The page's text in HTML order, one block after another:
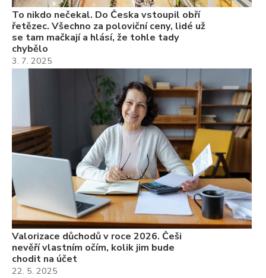
To nikdo nečekal. Do Česka vstoupil obří
řetězec. Všechno za poloviční ceny, lidé už
se tam mačkají a hlásí, že tohle tady
chybělo
3. 7. 2025
Valorizace důchodů v roce 2026. Češi
nevěří vlastním očím, kolik jim bude
chodit na účet
22. 5. 2025